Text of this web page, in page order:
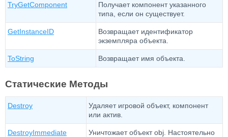
TryGetComponent
Получает компонент указанного
типа, если он существует.
GetInstanceID
Возвращает идентификатор
экземпляра объекта.
ToString Возвращает имя объекта.
Статические Методы
Destroy
Удаляет игровой объект, компонент
или актив.
DestroyImmediate
Уничтожает объект obj. Настоятельно